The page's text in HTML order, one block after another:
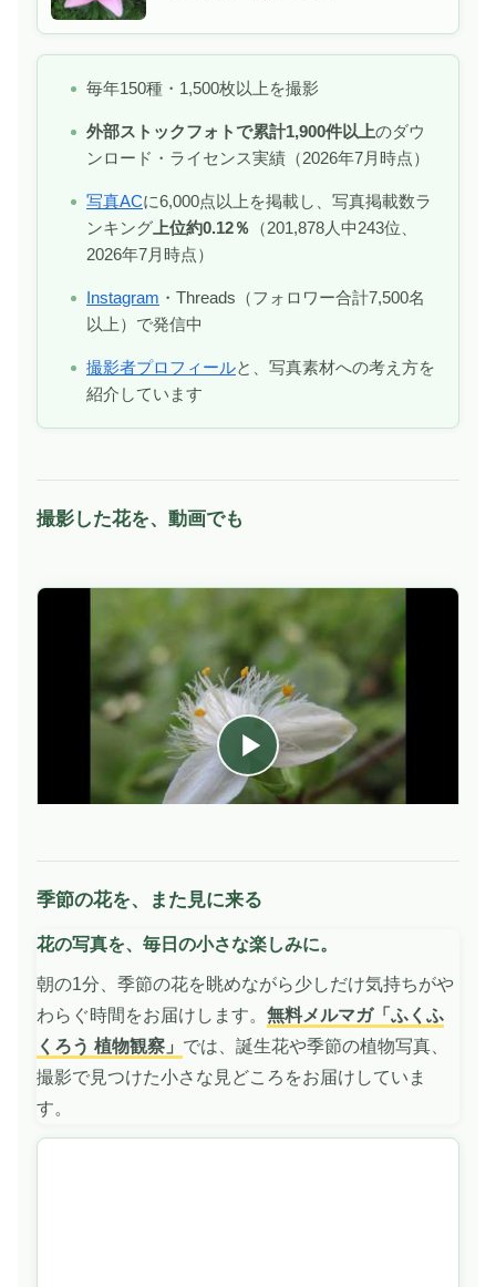
毎年150種・1,500枚以上を撮影
外部ストックフォトで累計1,900件以上のダウ
ンロード・ライセンス実績（2026年7月時点）
写真ACに6,000点以上を掲載し、写真掲載数ラ
ンキング 上位約0.12％ （201,878人中243位、
2026年7月時点）
Instagram ・Threads（フォロワー合計7,500名
以上）で発信中
撮影者プロフィールと、写真素材への考え方を
紹介しています
撮影した花を、動画でも
動
画
を
生
季節の花を、また見に来る
花の写真を、毎日の小さな楽しみに。
朝の1分、季節の花を眺めながら少しだけ気持ちがや
わらぐ時間をお届けします。 無料メルマガ「ふくふ
くろう 植物観察」 では、誕生花や季節の植物写真、
撮影で見つけた小さな見どころをお届けしていま
す。